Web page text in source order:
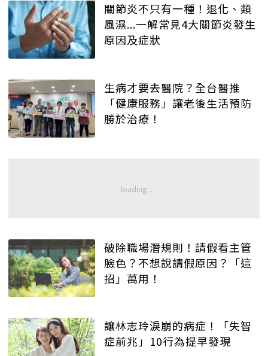
關節炎不只有一種！退化、類
風濕...一解常見4大關節炎發生
原因及症狀
生病才要去醫院？全台醫推
「健康服務」讓老後生活預防
勝於治療！
破除職場潛規則！請假看主管
臉色？不想說請假原因？「這
招」萬用！
讓林志玲淚崩的病症！「失智
症前兆」10行為提早發現